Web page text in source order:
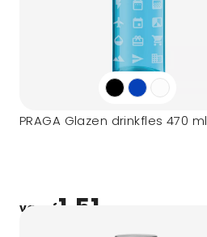
PRAGA Glazen drinkfles 470 ml
vanaf1,51